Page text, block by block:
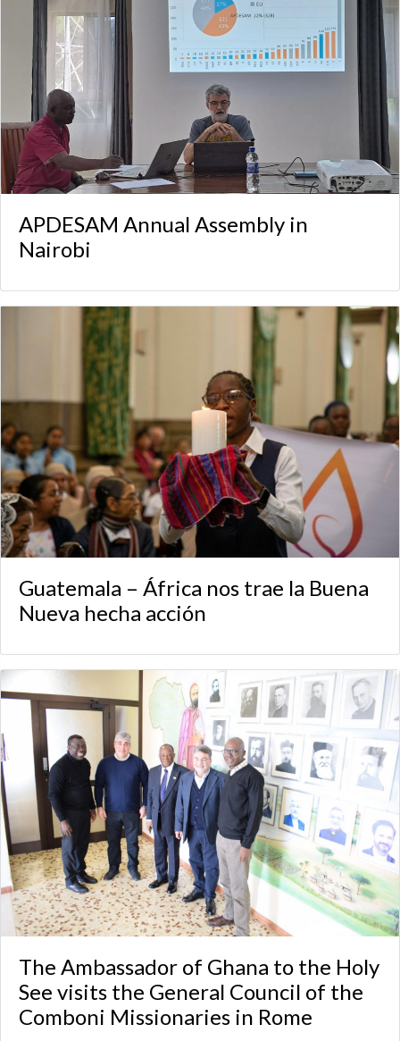
APDESAM Annual Assembly in
Nairobi
Guatemala – África nos trae la Buena
Nueva hecha acción
The Ambassador of Ghana to the Holy
See visits the General Council of the
Comboni Missionaries in Rome